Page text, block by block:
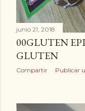
junio 21, 2018
00GLUTEN
GLUTEN
Compartir Publicar